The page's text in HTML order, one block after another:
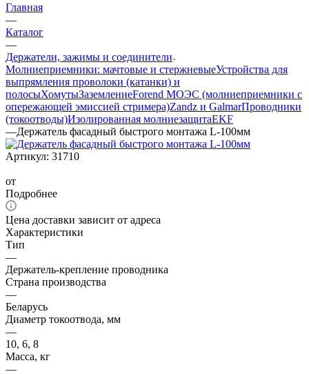
Главная
—
Каталог
—
Держатели, зажимы и соединители
Молниеприемники: мачтовые и стержневыеУстройства для
выпрямления проволоки (катанки) и
полосыХомутыЗаземлениеForend МОЭС (молниеприемники с
опережающей эмиссией стримера)Zandz и GalmarПроводники
(токоотводы)Изолированная молниезащитаEKF
—Держатель фасадный быстрого монтажа L-100мм
Артикул: 31710
от
Подробнее
Цена доставки зависит от адреса
Характеристики
Тип
—
Держатель-крепление проводника
Страна производства
—
Беларусь
Диаметр токоотвода, мм
—
10, 6, 8
Масса, кг
—